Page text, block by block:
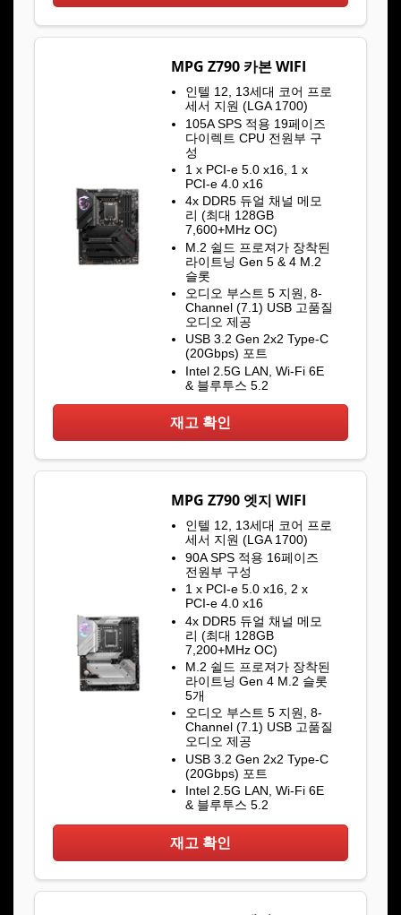
MPG Z790 카본 WIFI
인텔 12, 13세대 코어 프로
세서 지원 (LGA 1700)
105A SPS 적용 19페이즈
다이렉트 CPU 전원부 구
성
1 x PCI-e 5.0 x16, 1 x
PCI-e 4.0 x16
4x DDR5 듀얼 채널 메모
리 (최대 128GB
7,600+MHz OC)
M.2 쉴드 프로져가 장착된
라이트닝 Gen 5 & 4 M.2
슬롯
오디오 부스트 5 지원, 8-
Channel (7.1) USB 고품질
오디오 제공
USB 3.2 Gen 2x2 Type-C
(20Gbps) 포트
Intel 2.5G LAN, Wi-Fi 6E
& 블루투스 5.2
재고 확인
MPG Z790 엣지 WIFI
인텔 12, 13세대 코어 프로
세서 지원 (LGA 1700)
90A SPS 적용 16페이즈
전원부 구성
1 x PCI-e 5.0 x16, 2 x
PCI-e 4.0 x16
4x DDR5 듀얼 채널 메모
리 (최대 128GB
7,200+MHz OC)
M.2 쉴드 프로져가 장착된
라이트닝 Gen 4 M.2 슬롯
5개
오디오 부스트 5 지원, 8-
Channel (7.1) USB 고품질
오디오 제공
USB 3.2 Gen 2x2 Type-C
(20Gbps) 포트
Intel 2.5G LAN, Wi-Fi 6E
& 블루투스 5.2
재고 확인